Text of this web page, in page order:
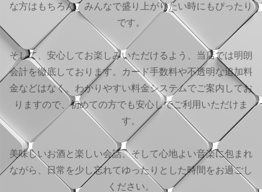
な方はもちろん、みんなで盛り上がりたい時にもぴったり
です。
そして、安心してお楽しみいただけるよう、当店では明朗
会計を徹底しております。カード手数料や不透明な追加料
金などはなく、わかりやすい料金システムでご案内してお
りますので、初めての方でも安心してご利用いただけま
す。
美味しいお酒と楽しい会話、そして心地よい音楽に包まれ
ながら、日常を少し忘れてゆったりとした時間をお過ごし
ください。